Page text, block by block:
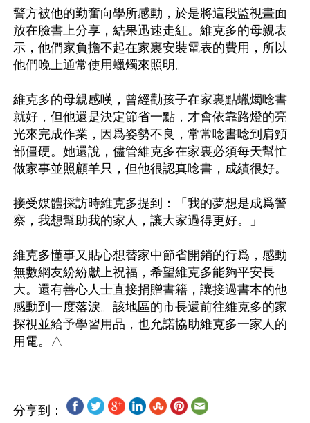
警方被他的勤奮向學所感動，於是將這段監視畫面
放在臉書上分享，結果迅速走紅。維克多的母親表
示，他們家負擔不起在家裏安裝電表的費用，所以
他們晚上通常使用蠟燭來照明。
維克多的母親感嘆，曾經勸孩子在家裏點蠟燭唸書
就好，但他還是決定節省一點，才會依靠路燈的亮
光來完成作業，因爲姿勢不良，常常唸書唸到肩頸
部僵硬。她還說，儘管維克多在家裏必須每天幫忙
做家事並照顧羊只，但他很認真唸書，成績很好。
接受媒體採訪時維克多提到：「我的夢想是成爲警
察，我想幫助我的家人，讓大家過得更好。」
維克多懂事又貼心想替家中節省開銷的行爲，感動
無數網友紛紛獻上祝福，希望維克多能夠平安長
大。還有善心人士直接捐贈書籍，讓接過書本的他
感動到一度落淚。該地區的市長還前往維克多的家
探視並給予學習用品，也允諾協助維克多一家人的
分享到：